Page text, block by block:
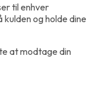
til enhver
og holde dine
at modtage din